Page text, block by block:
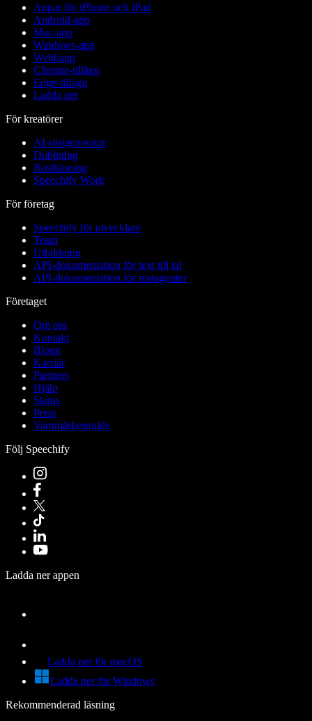
Appar för iPhone och iPad
Android-app
Mac-app
Windows-app
Webbapp
Chrome-tillägg
Edge-tillägg
Ladda ner
För kreatörer
AI-röstgenerator
Dubbning
Röstkloning
Speechify Work
För företag
Speechify för utvecklare
Team
Utbildning
API-dokumentation för text till tal
API-dokumentation för röstagenter
Företaget
Om oss
Kontakt
Blogg
Karriär
Partners
Hjälp
Status
Press
Varumärkesguide
Följ Speechify
Ladda ner appen
Ladda ner för macOS
Ladda ner för Windows
Rekommenderad läsning